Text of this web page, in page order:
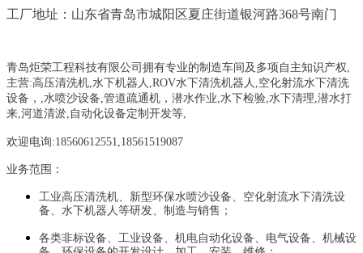
工厂地址：山东省青岛市城阳区夏庄街道银河路368号南门
青岛炬荣工程科技有限公司拥有专业的制造车间及多项自主知识产权,
主营:高压清洗机,水下机器人,ROV水下清洗机器人,空化射流水下清洗
设备， ,水喷沙设备,管道疏通机 ， 潜水作业,水下检验,水下清理,潜水打
来,河道清淤,自动化设备定制开发等,
欢迎电询:18560612551,18561519087
业务范围：
工业高压清洗机、新型环保水喷沙设备、空化射流水下清洗设
备、水下机器人等研发、制造与销售；
各类非标设备、工业设备、机电自动化设备、电气设备、机械设